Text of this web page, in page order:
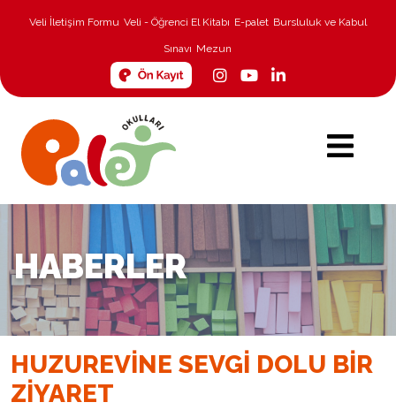
Veli İletişim Formu Veli - Öğrenci El Kitabı E-palet Bursluluk ve Kabul
Sınavı Mezun
HABERLER
HUZUREVINE SEVGI DOLU BIR
ZIYARET